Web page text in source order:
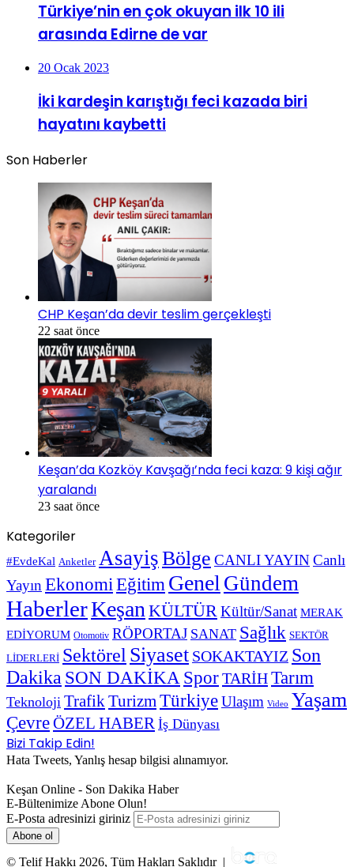
Türkiye’nin en çok okuyan ilk 10 ili
arasında Edirne de var
20 Ocak 2023
İki kardeşin karıştığı feci kazada biri
hayatını kaybetti
Son Haberler
CHP Keşan’da devir teslim gerçekleşti
22 saat önce
Keşan’da Kozköy Kavşağı’nda feci kaza: 9 kişi ağır
yaralandı
23 saat önce
Kategoriler
#EvdeKal Anketler AsayişBölge CANLI YAYINCanlı
YayınEkonomiEğitim GenelGündem
HaberlerKeşanKÜLTÜRKültür/Sanat MERAK
EDİYORUM Otomotiv RÖPORTAJ SANAT Sağlık SEKTÖR
LİDERLERİ SektörelSiyaset SOKAKTAYIZ Son
DakikaSON DAKİKA SporTARİHTarım
Teknoloji TrafikTurizmTürkiyeUlaşım Video Yaşam
ÇevreÖZEL HABER İş Dünyası
Bizi Takip Edin!
Hata Tweets, Yanlış hesap bilgisi alınamıyor.
Keşan Online - Son Dakika Haber
E-Bültenimize Abone Olun!
E-Posta adresinizi giriniz
© Telif Hakkı 2026, Tüm Hakları Saklıdır |